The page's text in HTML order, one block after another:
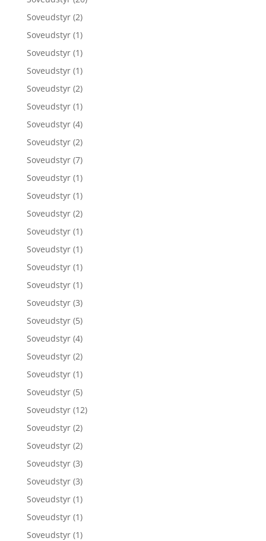
Soveudstyr (2)
Soveudstyr (1)
Soveudstyr (1)
Soveudstyr (1)
Soveudstyr (2)
Soveudstyr (1)
Soveudstyr (4)
Soveudstyr (2)
Soveudstyr (7)
Soveudstyr (1)
Soveudstyr (1)
Soveudstyr (2)
Soveudstyr (1)
Soveudstyr (1)
Soveudstyr (1)
Soveudstyr (1)
Soveudstyr (3)
Soveudstyr (5)
Soveudstyr (4)
Soveudstyr (2)
Soveudstyr (1)
Soveudstyr (5)
Soveudstyr (12)
Soveudstyr (2)
Soveudstyr (2)
Soveudstyr (3)
Soveudstyr (3)
Soveudstyr (1)
Soveudstyr (1)
Soveudstyr (1)